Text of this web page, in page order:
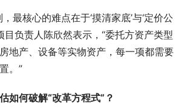
最核心的难点在于‘摸清家底’与‘定价公
目负责人陈欣然表示，“委托方资产类型
地产、设备等实物资产，每一项都需要
。”
如何破解“改革方程式”？